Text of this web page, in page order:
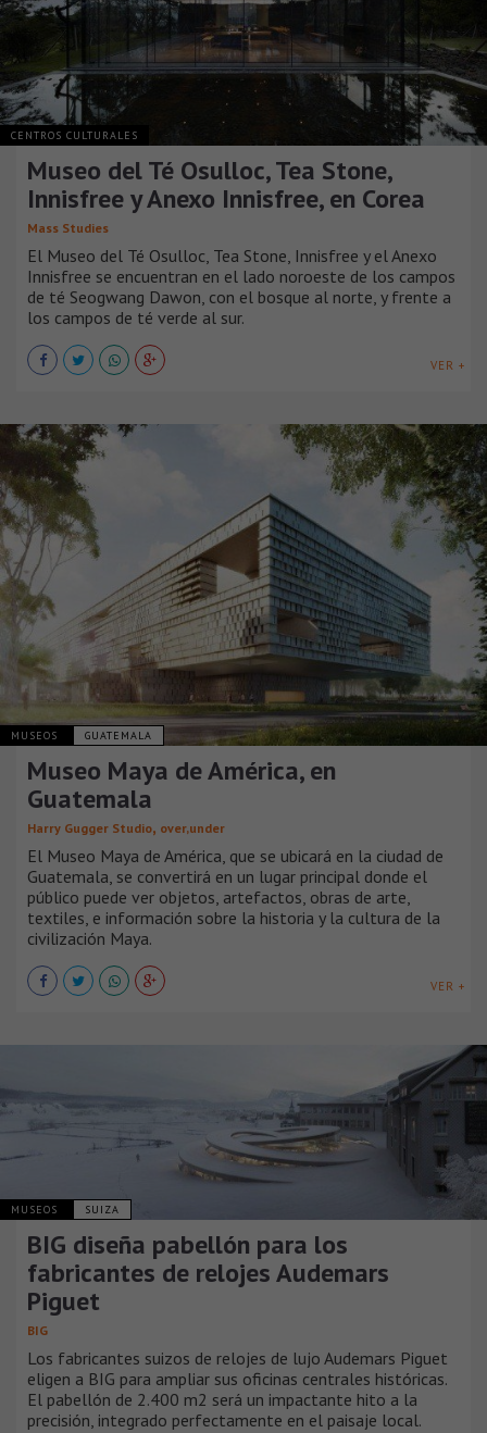
CENTROS CULTURALES
Museo del Té Osulloc, Tea Stone,
Innisfree y Anexo Innisfree, en Corea
Mass Studies
El Museo del Té Osulloc, Tea Stone, Innisfree y el Anexo
Innisfree se encuentran en el lado noroeste de los campos
de té Seogwang Dawon, con el bosque al norte, y frente a
los campos de té verde al sur.
VER +
MUSEOS GUATEMALA
Museo Maya de América, en
Guatemala
Harry Gugger Studio, over,under
El Museo Maya de América, que se ubicará en la ciudad de
Guatemala, se convertirá en un lugar principal donde el
público puede ver objetos, artefactos, obras de arte,
textiles, e información sobre la historia y la cultura de la
civilización Maya.
VER +
MUSEOS SUIZA
BIG diseña pabellón para los
fabricantes de relojes Audemars
Piguet
BIG
Los fabricantes suizos de relojes de lujo Audemars Piguet
eligen a BIG para ampliar sus oficinas centrales históricas.
El pabellón de 2.400 m2 será un impactante hito a la
precisión, integrado perfectamente en el paisaje local.